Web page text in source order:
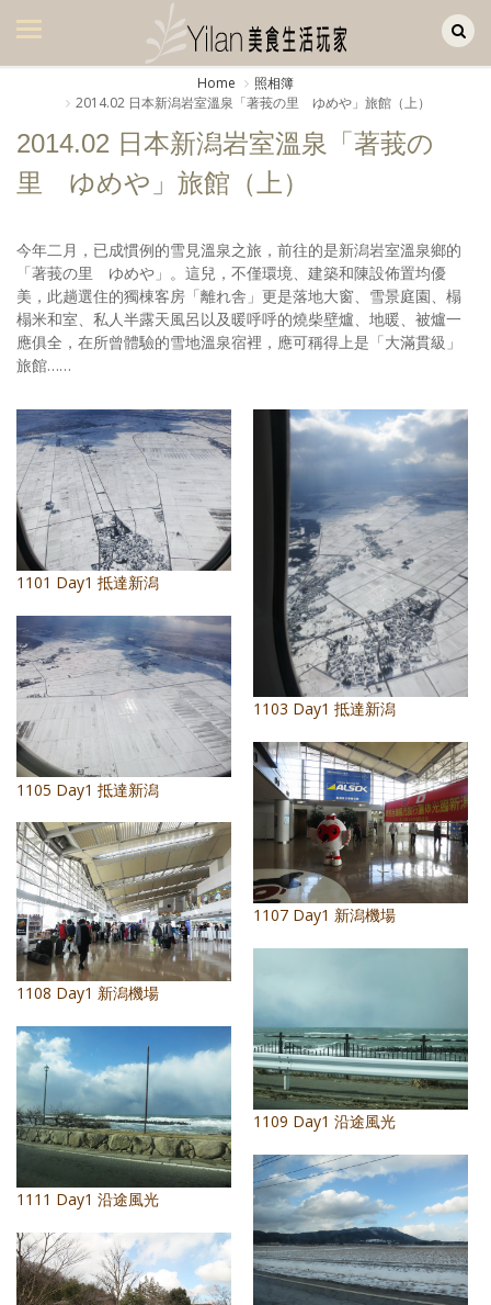
美食集
美飲集
廚房集
旅遊集
旅遊美食集
生活風
書房集
餐桌週記
享樂隨手拍
照相簿
影音區
歷史區
關於Yilan
個人著作
活動實況記錄
媒體報導一覽
合作與代言
訂閱電子報
Home
照相簿
2014.02 日本新潟岩室溫泉「著莪の里 ゆめや」旅館（上）
2014.02 日本新潟岩室溫泉「著莪の
里 ゆめや」旅館（上）
今年二月，已成慣例的雪見溫泉之旅，前往的是新潟岩室溫泉鄉的
「著莪の里 ゆめや」。這兒，不僅環境、建築和陳設佈置均優
美，此趟選住的獨棟客房「離れ舎」更是落地大窗、雪景庭園、榻
榻米和室、私人半露天風呂以及暖呼呼的燒柴壁爐、地暖、被爐一
應俱全，在所曾體驗的雪地溫泉宿裡，應可稱得上是「大滿貫級」
旅館……
1101 Day1 抵達新潟
1103 Day1 抵達新潟
1105 Day1 抵達新潟
1107 Day1 新潟機場
1108 Day1 新潟機場
1109 Day1 沿途風光
1111 Day1 沿途風光